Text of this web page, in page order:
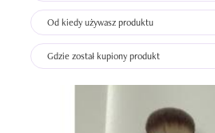
Od kiedy używasz produktu
Gdzie został kupiony produkt